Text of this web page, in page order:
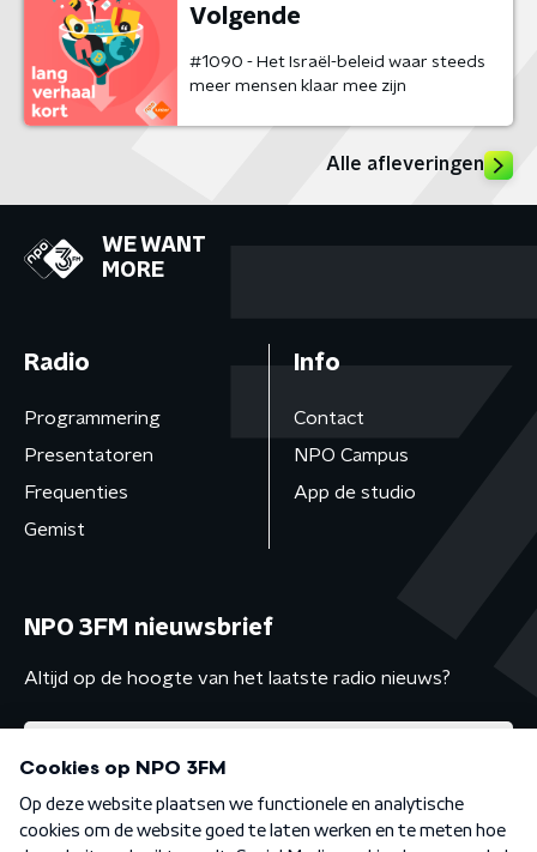
Volgende
#1090 - Het Israël-beleid waar steeds
meer mensen klaar mee zijn
Alle afleveringen
WE WANT
MORE
Radio
Programmering
Presentatoren
Frequenties
Gemist
Info
Contact
NPO Campus
App de studio
NPO 3FM nieuwsbrief
Altijd op de hoogte van het laatste radio nieuws?